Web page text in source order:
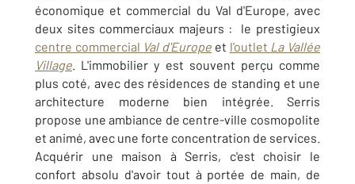
économique et commercial du Val d'Europe, avec
deux sites commerciaux majeurs : le prestigieux
centre commercial Val d'Europe et l'outlet La Vallée
Village. L'immobilier y est souvent perçu comme
plus coté, avec des résidences de standing et une
architecture moderne bien intégrée. Serris
propose une ambiance de centre-ville cosmopolite
et animé, avec une forte concentration de services.
Acquérir une maison à Serris, c'est choisir le
confort absolu d'avoir tout à portée de main, de